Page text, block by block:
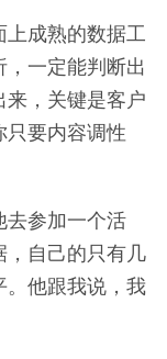
成熟的数据工
一定能判断出
，关键是客户
要内容调性
去参加一个活
，自己的只有几
。他跟我说，我